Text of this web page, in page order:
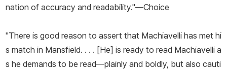
nation of accuracy and readability."—Choice
"There is good reason to assert that Machiavelli has met hi
s match in Mansfield. . . . [He] is ready to read Machiavelli a
s he demands to be read—plainly and boldly, but also cauti